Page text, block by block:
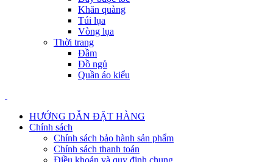
Khăn quàng
Túi lụa
Vòng lụa
Thời trang
Đầm
Đồ ngủ
Quần áo kiểu
HƯỚNG DẪN ĐẶT HÀNG
Chính sách
Chính sách bảo hành sản phẩm
Chính sách thanh toán
Điều khoản và quy định chung